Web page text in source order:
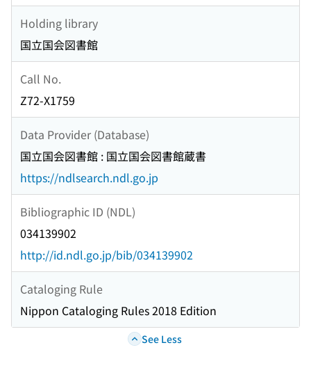
Holding library
国立国会図書館
Call No.
Z72-X1759
Data Provider (Database)
国立国会図書館 : 国立国会図書館蔵書
https://ndlsearch.ndl.go.jp
Bibliographic ID (NDL)
034139902
http://id.ndl.go.jp/bib/034139902
Cataloging Rule
Nippon Cataloging Rules 2018 Edition
See Less